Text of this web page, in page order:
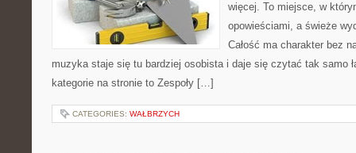
więcej. To miejsce, w
opowieściami, a świeże
Całość ma charakter bez
muzyka staje się tu bardziej osobista i daje się czytać tak samo
kategorie na stronie to Zespoły […]
CATEGORIES: WAŁBRZYCH